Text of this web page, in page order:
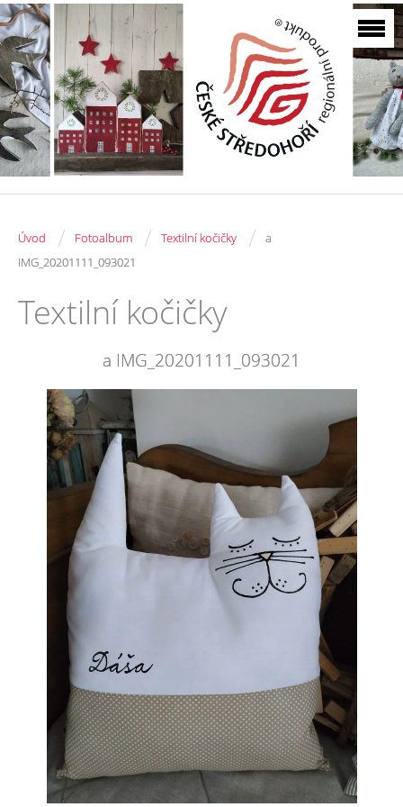
Úvod / Fotoalbum / Textilní kočičky /
a
IMG_20201111_093021
Textilní kočičky
a IMG_20201111_093021